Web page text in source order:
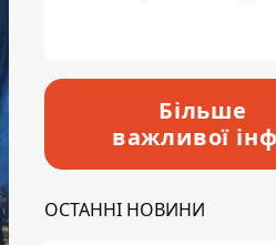
Більше
важливої
ОСТАННІ НОВИНИ